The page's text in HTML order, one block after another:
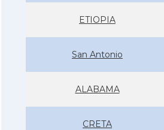
ETIOPIA
San Antonio
ALABAMA
CRETA